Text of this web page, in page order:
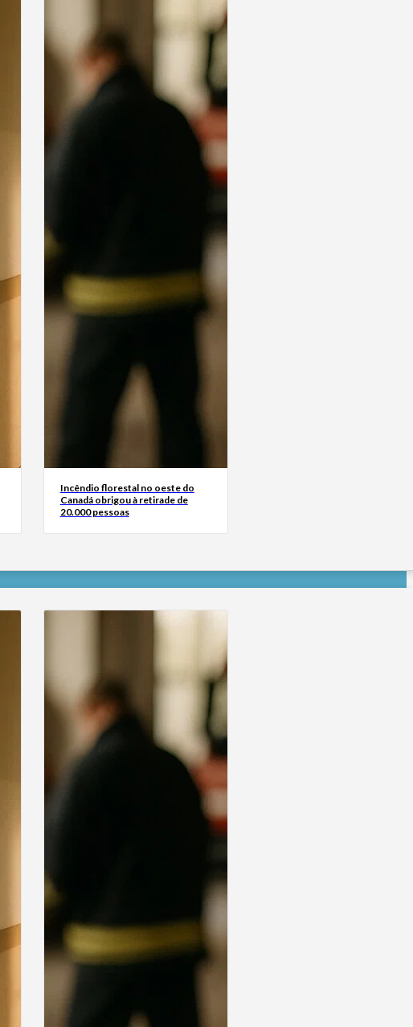
Incêndio florestal no oeste do
Canadá obrigou à retirade de
20.000 pessoas